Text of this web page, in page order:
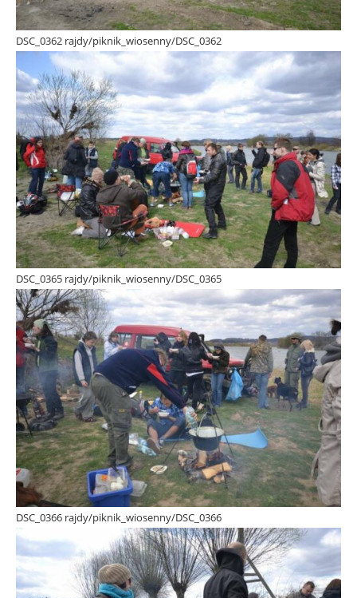
DSC_0362 rajdy/piknik_wiosenny/DSC_0362
DSC_0365 rajdy/piknik_wiosenny/DSC_0365
DSC_0366 rajdy/piknik_wiosenny/DSC_0366